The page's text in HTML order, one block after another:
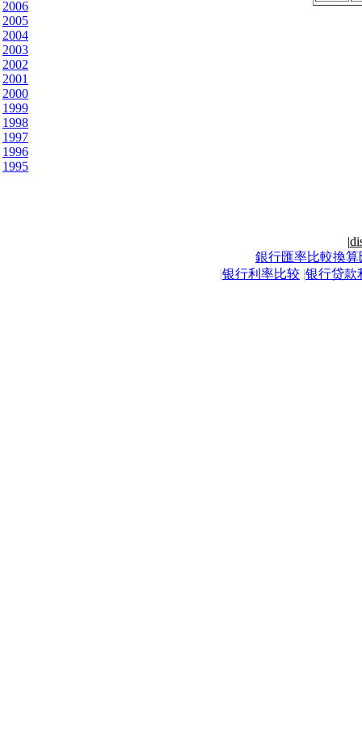
2006
2005
2004
2003
2002
2001
2000
1999
1998
1997
1996
1995
|
銀行匯率比較換算
|银行利率比较 |银行贷款